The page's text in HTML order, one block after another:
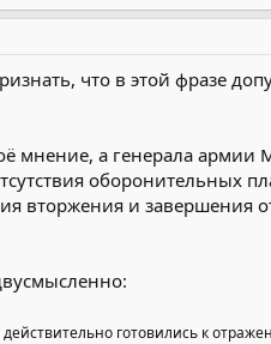
что в этой фразе
мнение, а генерала армии
оборонительных
вторжения и завершения
готовились к